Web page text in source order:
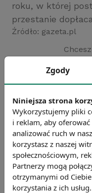
roku, w której
przestanie
Źródło: gazeta.pl
Zgody
Niniejsza strona
Wykorzystujemy pliki
i reklam, aby oferować
analizować ruch w
korzystasz z naszej
społecznościowym,
Partnerzy mogą
otrzymanymi od
korzystania z ich usług.